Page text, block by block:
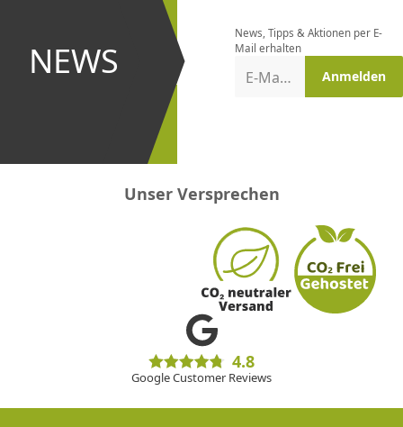
NEWS
und bei
Aktionen
News, Tipps & Aktionen per E-
Mail erhalten
E-Mail-Adresse Anmelden
Unser Versprechen
4.8
Google Customer Reviews